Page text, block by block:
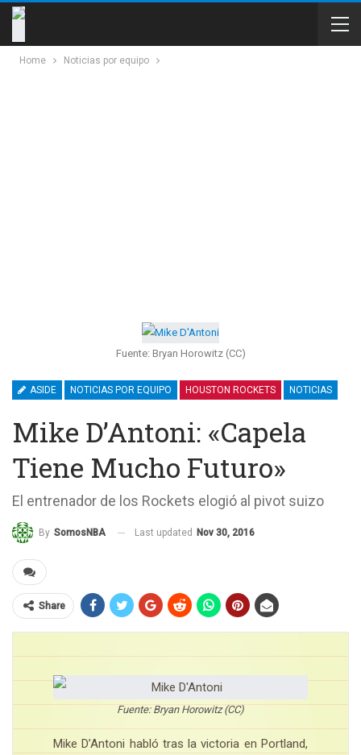
Home Noticias por equipo
Fuente: Bryan Horowitz (CC)
ASIDE NOTICIAS POR EQUIPO HOUSTON ROCKETS NOTICIAS
Mike D’Antoni: «Capela
Tiene Mucho Futuro»
El entrenador de los Rockets elogió al pivot suizo
By SomosNBA Last updated Nov 30, 2016
Share
Fuente: Bryan Horowitz (CC)
Mike D’Antoni habló tras la victoria en Portland,